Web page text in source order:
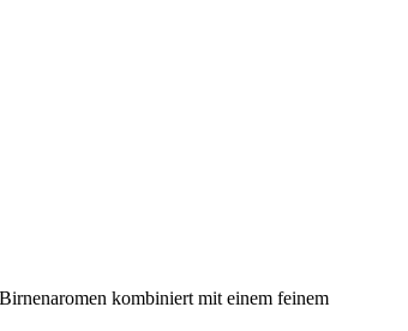
kombiniert mit einem feinem